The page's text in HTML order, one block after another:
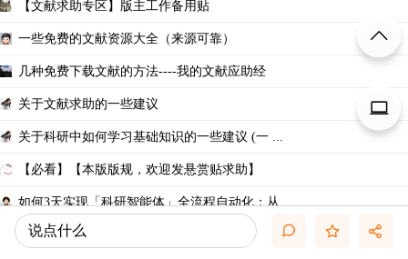
【文献求助专区】版主工作备用贴
一些免费的文献资源大全（来源可靠）
几种免费下载文献的方法----我的文献应助经
关于文献求助的一些建议
关于科研中如何学习基础知识的一些建议 (一 ...
【必看】【本版版规，欢迎发悬赏贴求助】
如何3天实现「科研智能体」全流程自动化：从 ...
说点什么